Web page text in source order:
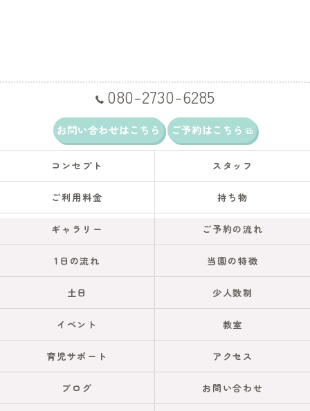
080-2730-6285
お問い合わせはこちら ご予約はこちら
コンセプト スタッフ
ご利用料金 持ち物
ギャラリー ご予約の流れ
1日の流れ 当園の特徴
土日 少人数制
イベント 教室
育児サポート アクセス
ブログ お問い合わせ